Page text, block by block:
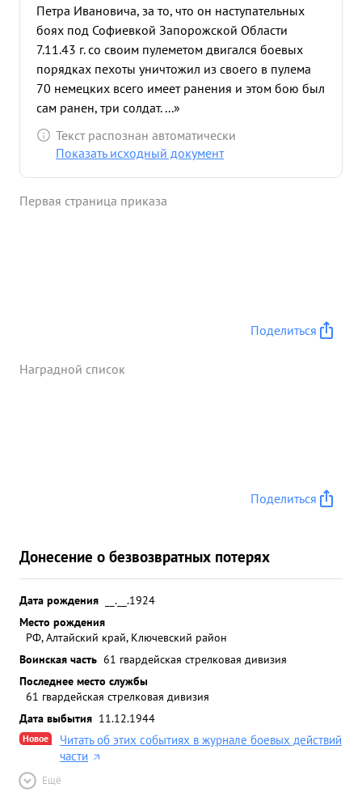
Петра Ивановича, за то, что он наступательных
боях под Софиевкой Запорожской Области
7.11.43 г. со своим пулеметом двигался боевых
порядках пехоты уничтожил из своего в пулема
70 немецких всего имеет ранения и этом бою был
сам ранен, три солдат. ...»
Текст распознан автоматически
Показать исходный документ
Первая страница приказа
Поделиться
Наградной список
Поделиться
Донесение о безвозвратных потерях
Дата рождения
__.__.1924
Место рождения
РФ, Алтайский край, Ключевский район
Воинская часть 61 гвардейская стрелковая дивизия
Последнее место службы
61 гвардейская стрелковая дивизия
Дата выбытия 11.12.1944
Новое
Читать об этих событиях в журнале боевых действий
части
Ещё